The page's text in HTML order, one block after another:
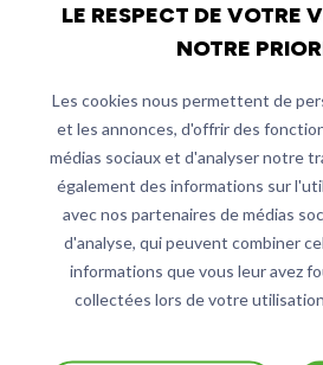
LE RESPECT DE VOTRE
NOTRE
Les cookies nous permettent de
et les annonces, d'offrir des
médias sociaux et d'analyser notre
également des informations sur
avec nos partenaires de médias
d'analyse, qui peuvent combiner
informations que vous leur avez
collectées lors de votre